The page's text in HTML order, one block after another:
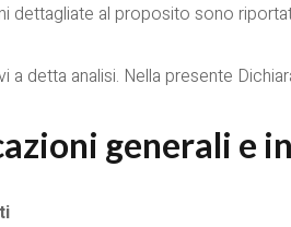
dettagliate al proposito sono
a detta analisi. Nella presente
generali e